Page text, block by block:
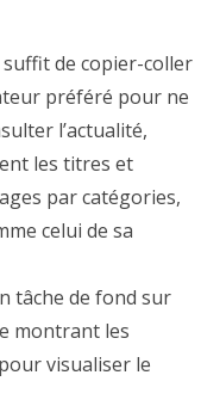
suffit de copier-coller
préféré pour ne
l’actualité,
les titres et
par catégories,
celui de sa
tâche de fond sur
montrant les
visualiser le